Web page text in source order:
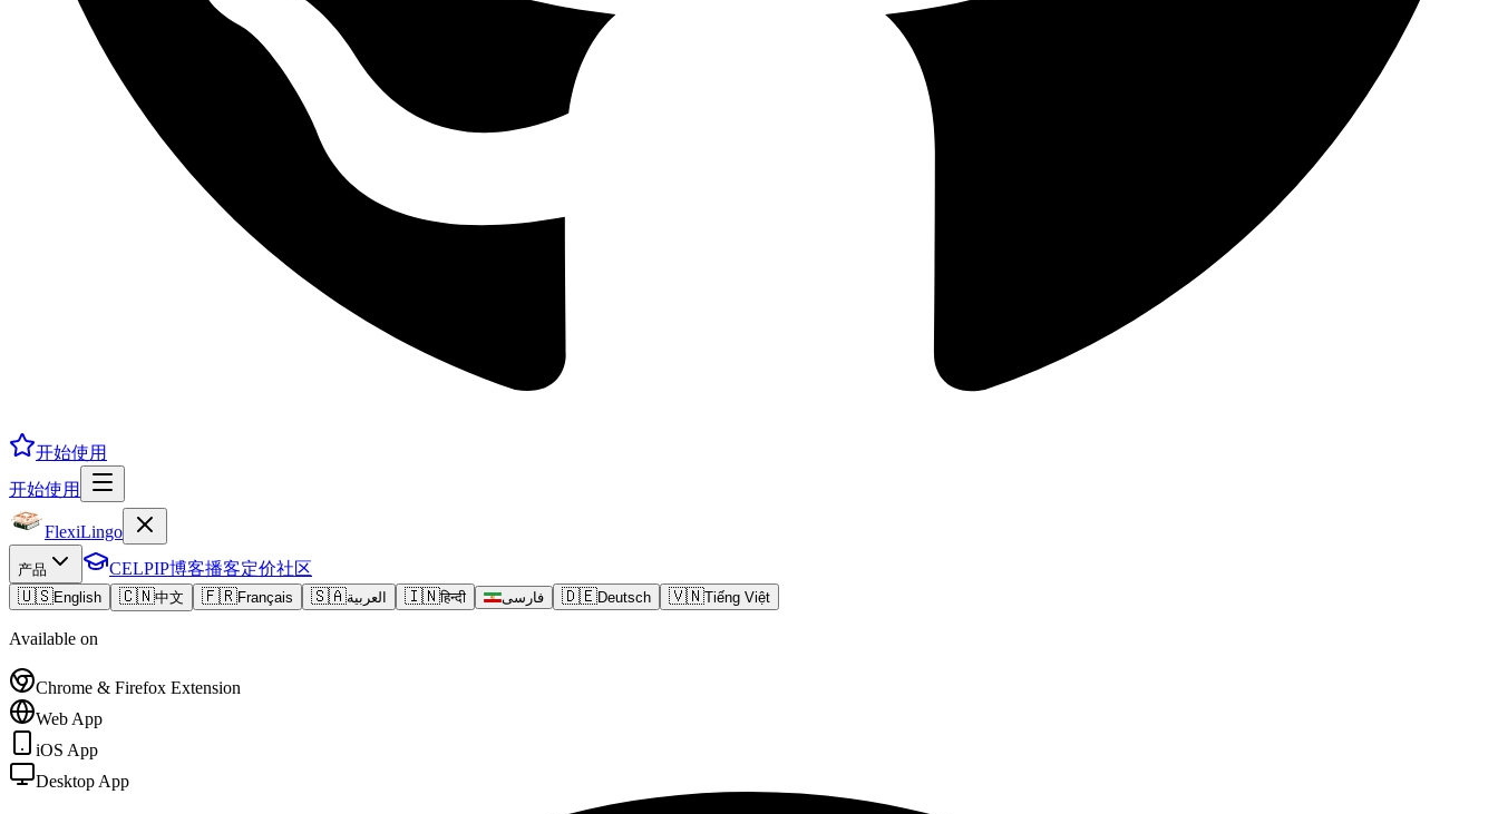
开始使用
开始使用
FlexiLingo
产品 CELPIP博客播客定价社区
🇺🇸English 🇨🇳中文 🇫🇷Français 🇸🇦العربية 🇮🇳हिन्दी فارسی 🇩🇪Deutsch 🇻🇳Tiếng Việt
Available on
Chrome & Firefox Extension
Web App
iOS App
Desktop App